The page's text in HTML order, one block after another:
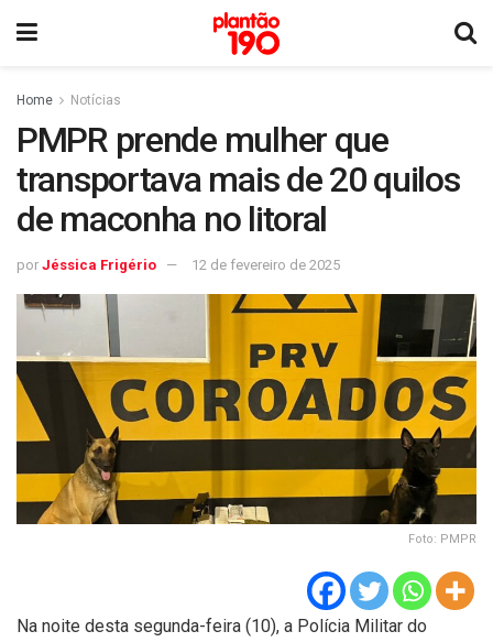
Home Notícias
PMPR prende mulher que
transportava mais de 20 quilos
de maconha no litoral
por Jéssica Frigério 12 de fevereiro de 2025
Foto: PMPR
Na noite desta segunda-feira (10), a Polícia Militar do